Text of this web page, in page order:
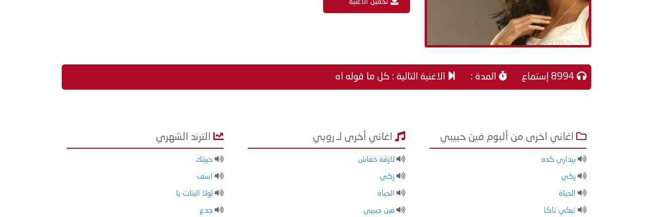
تحميل الاغنية
المدة : الاغنية التالية : كل ما قوله اه
اغاني اخرى من ألبوم فين حبيبي
بيداري كده
زكي
الحياة
تيكي تاكا
اغاني أخرى لـ روبي
لازقة خفاش
زكي
الحياة
فين حبيبي
الترند الشهري
حبيتك
اسف
لولا البنات يا
جدع